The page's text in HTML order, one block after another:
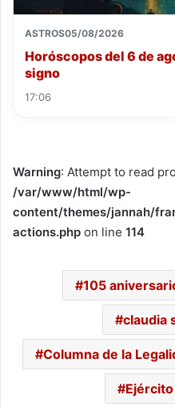
ASTROS05/08/2026
Horóscopos del 6 de
signo
17:06
Warning: Attempt to read
/var/www/html/wp-
content/themes/jannah/
actions.php on line 114
105
claudia
Columna de la